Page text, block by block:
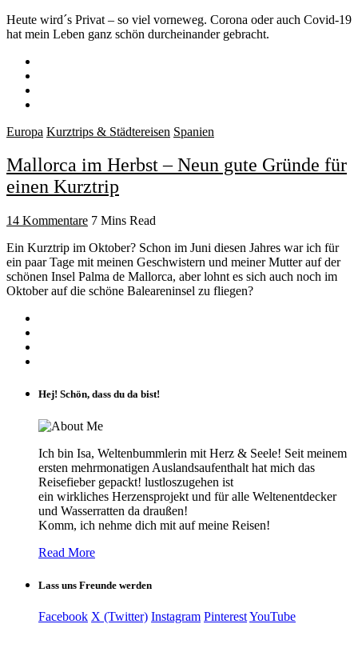
Heute wird´s Privat – so viel vorneweg. Corona oder auch Covid-19
hat mein Leben ganz schön durcheinander gebracht.
Europa Kurztrips & Städtereisen Spanien
Mallorca im Herbst – Neun gute Gründe für
einen Kurztrip
14 Kommentare 7 Mins Read
Ein Kurztrip im Oktober? Schon im Juni diesen Jahres war ich für
ein paar Tage mit meinen Geschwistern und meiner Mutter auf der
schönen Insel Palma de Mallorca, aber lohnt es sich auch noch im
Oktober auf die schöne Baleareninsel zu fliegen?
Hej! Schön, dass du da bist!
Ich bin Isa, Weltenbummlerin mit Herz & Seele! Seit meinem
ersten mehrmonatigen Auslandsaufenthalt hat mich das
Reisefieber gepackt! lustloszugehen ist
ein wirkliches Herzensprojekt und für alle Weltenentdecker
und Wasserratten da draußen!
Komm, ich nehme dich mit auf meine Reisen!
Read More
Lass uns Freunde werden
Facebook X (Twitter) Instagram PinterestYouTube